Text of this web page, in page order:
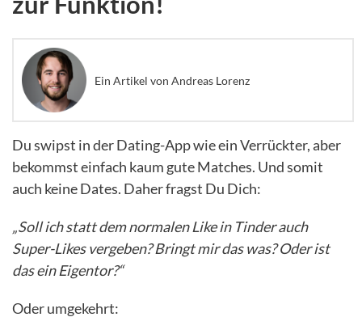
Ein Artikel von Andreas Lorenz
Du swipst in der Dating-App wie ein Verrückter, aber
bekommst einfach kaum gute Matches. Und somit
auch keine Dates. Daher fragst Du Dich:
„Soll ich statt dem normalen Like in Tinder auch
Super-Likes vergeben? Bringt mir das was? Oder ist
das ein Eigentor?“
Oder umgekehrt: